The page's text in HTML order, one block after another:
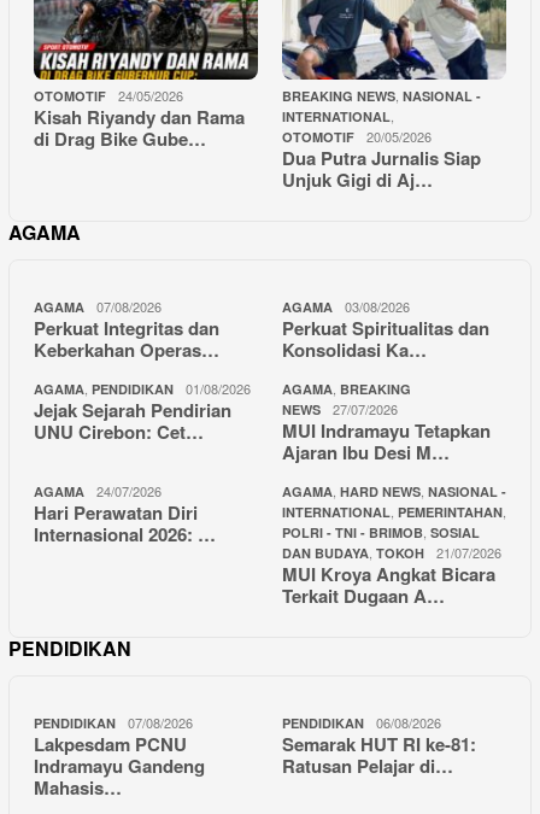
OTOMOTIF 24/05/2026
Kisah Riyandy dan Rama
di Drag Bike Gube…
BREAKING NEWS NASIONAL -
INTERNATIONAL
OTOMOTIF 20/05/2026
Dua Putra Jurnalis Siap
Unjuk Gigi di Aj…
AGAMA
AGAMA 07/08/2026
Perkuat Integritas dan
Keberkahan Operas…
AGAMA 03/08/2026
Perkuat Spiritualitas dan
Konsolidasi Ka…
AGAMA PENDIDIKAN 01/08/2026
Jejak Sejarah Pendirian
UNU Cirebon: Cet…
AGAMA BREAKING
NEWS
27/07/2026
MUI Indramayu Tetapkan
Ajaran Ibu Desi M…
AGAMA 24/07/2026
Hari Perawatan Diri
Internasional 2026: …
AGAMA HARD NEWS NASIONAL -
INTERNATIONAL PEMERINTAHAN
POLRI - TNI - BRIMOB SOSIAL
DAN BUDAYA TOKOH 21/07/2026
MUI Kroya Angkat Bicara
Terkait Dugaan A…
PENDIDIKAN
PENDIDIKAN 07/08/2026
Lakpesdam PCNU
Indramayu Gandeng
Mahasis…
PENDIDIKAN 06/08/2026
Semarak HUT RI ke-81:
Ratusan Pelajar di…